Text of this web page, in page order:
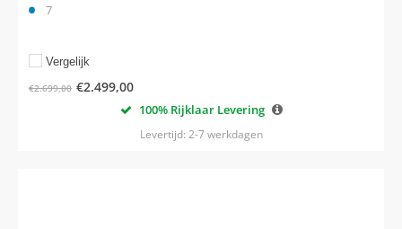
100% Rijklaar Levering
Levertijd: 2-7 werkdagen
7
€2.699,00 €2.499,00
Vergelijk